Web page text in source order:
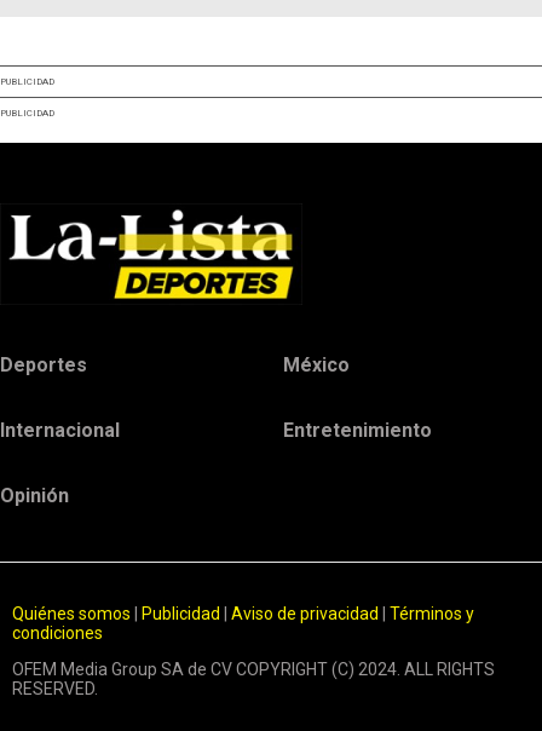
PUBLICIDAD
PUBLICIDAD
Deportes México
Internacional Entretenimiento
Opinión
Quiénes somos Publicidad Aviso de privacidad
Términos y
condiciones
OFEM Media Group SA de CV COPYRIGHT (C) 2024. ALL RIGHTS
RESERVED.